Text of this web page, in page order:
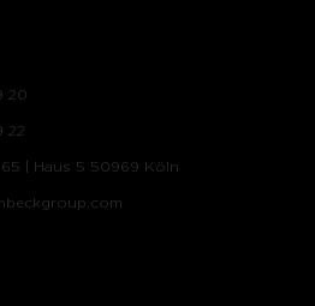
20
22
| Haus 5 50969 Köln